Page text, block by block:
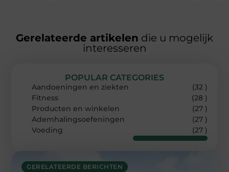
Gerelateerde artikelen die u mogelijk
interesseren
GERELATEERDE BERICHTEN
POPULAR CATEGORIES
Aandoeningen en ziekten
(32 )
Fitness
(28 )
Producten en winkelen
(27 )
Ademhalingsoefeningen
(27 )
Voeding
(27 )